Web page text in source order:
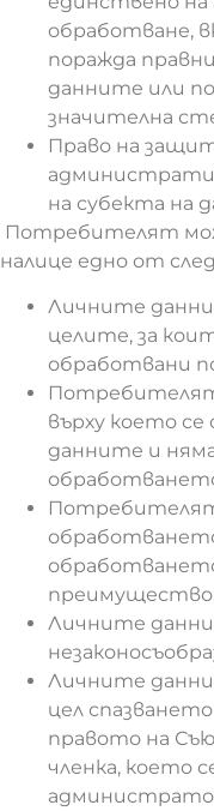
обработване,
поражда
данните или по
значителна
Право на
на субекта на
Потребителят
налице едно от
Личните данни
целите, за
обработвани
върху което
данните и няма
Личните данни
Личните
цел
правото на
членка, което